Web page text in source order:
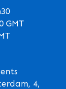
GMT
4,